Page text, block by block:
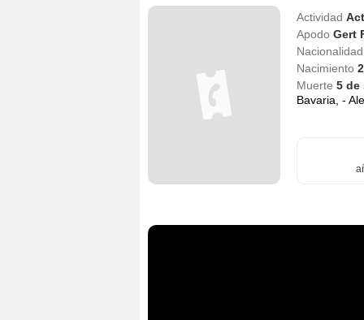
Actividad
Apodo Gert
Nacimiento
Muerte 5 de
Bavaria, -